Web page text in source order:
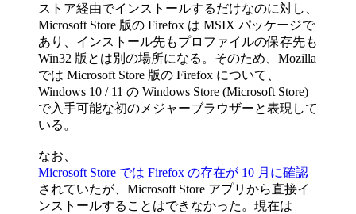
ストア経由でインストールするだけなのに対し、
Microsoft Store 版の Firefox は MSIX パッケージで
あり、インストール先もプロファイルの保存先も
Win32 版とは別の場所になる。そのため、Mozilla
では Microsoft Store 版の Firefox について、
Windows 10 / 11 の Windows Store (Microsoft Store)
で入手可能な初のメジャーブラウザーと表現して
いる。
なお、
Microsoft Store では Firefox の存在が 10 月に確認
されていたが、Microsoft Store アプリから直接イ
ンストールすることはできなかった。現在は